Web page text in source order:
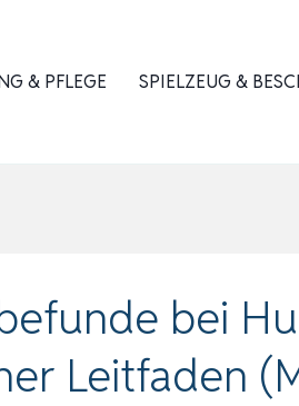
& PFLEGE SPIELZEUG &
bei
Leitfaden